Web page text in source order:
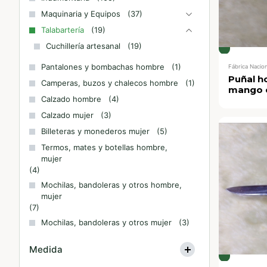
Maquinaria y Equipos
(37)
Talabartería
(19)
Cuchillería artesanal
(19)
Pantalones y bombachas hombre
(1)
Camperas, buzos y chalecos hombre
(1)
Calzado hombre
(4)
Calzado mujer
(3)
Billeteras y monederos mujer
(5)
Termos, mates y botellas hombre,
mujer
(4)
Mochilas, bandoleras y otros hombre,
mujer
(7)
Mochilas, bandoleras y otros mujer
(3)
Medida
Fábrica
Puñal
mango